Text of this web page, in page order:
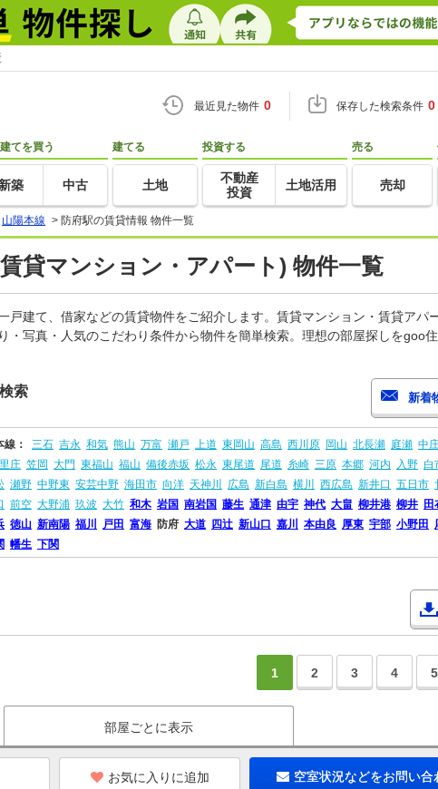
最近見た物件 0 保存した検索条件 0
てを買う
新築 中古
建てる
土地
投資する
不動産
投資
土地活用
売る
売却
山陽本線 > 防府駅の賃貸情報 物件一覧
貸マンション・アパート) 物件一覧
戸建て、借家などの賃貸物件をご紹介します。賃貸マンション・賃貸アパ
写真・人気のこだわり条件から物件を簡単検索。理想の部屋探しをgoo
索
線： 三石 吉永 和気 熊山 万富 瀬戸 上道 東岡山 高島 西川原 岡山 北長瀬 庭瀬 中
里庄 笠岡 大門 東福山 福山 備後赤坂 松永 東尾道 尾道 糸崎 三原 本郷 河内 入野 白
瀬野 中野東 安芸中野 海田市 向洋 天神川 広島 新白島 横川 西広島 新井口 五日市
前空 大野浦 玖波 大竹 和木 岩国 南岩国 藤生 通津 由宇 神代 大畠 柳井港 柳井 田
徳山 新南陽 福川 戸田 富海 防府 大道 四辻 新山口 嘉川 本由良 厚東 宇部 小野田
幡生 下関
1 2 3 4 5
部屋ごとに表示
お気に入りに追加 空室状況などをお問い合